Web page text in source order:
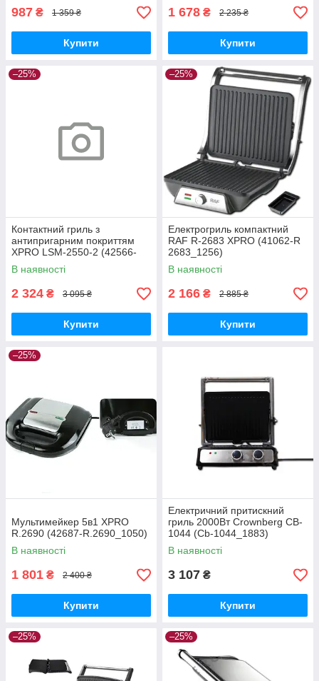
987 ₴ 1 359 ₴
Купити
1 678 ₴ 2 235 ₴
Купити
–25%
Контактний гриль з
антипригарним покриттям
XPRO LSM-2550-2 (42566-
LSM-2550-2_1386)
В наявності
2 324 ₴ 3 095 ₴
Купити
–25%
Електрогриль компактний
RAF R-2683 XPRO (41062-R
2683_1256)
В наявності
2 166 ₴ 2 885 ₴
Купити
–25%
Мультимейкер 5в1 XPRO
R.2690 (42687-R.2690_1050)
В наявності
1 801 ₴ 2 400 ₴
Купити
Електричний притискний
гриль 2000Вт Crownberg CB-
1044 (Cb-1044_1883)
В наявності
3 107 ₴
Купити
–25% –25%